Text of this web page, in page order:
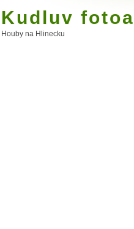
Kudluv
Houby na Hlinecku